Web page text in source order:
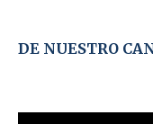
DE NUESTRO